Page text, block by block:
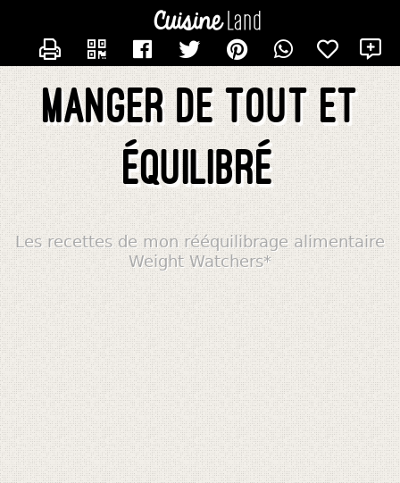
Manger de tout et
équilibré
Les recettes de mon rééquilibrage alimentaire
Weight Watchers*
CONTACTER ALIMENTATIONWW